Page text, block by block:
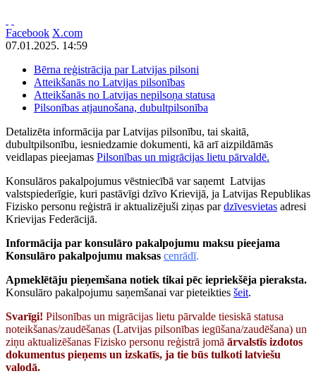
Facebook X.com
07.01.2025. 14:59
Bērna reģistrācija par Latvijas pilsoni
Atteikšanās no Latvijas pilsonības
Atteikšanās no Latvijas nepilsoņa statusa
Pilsonības atjaunošana, dubultpilsonība
Detalizēta informācija par Latvijas pilsonību, tai skaitā,
dubultpilsonību, iesniedzamie dokumenti, kā arī aizpildāmās
veidlapas pieejamas Pilsonības un migrācijas lietu pārvaldē.
Konsulāros pakalpojumus vēstniecībā var saņemt Latvijas
valstspiederīgie, kuri pastāvīgi dzīvo Krievijā, ja Latvijas Republikas
Fizisko personu reģistrā ir aktualizējuši ziņas pardzīvesvietas adresi
Krievijas Federācijā.
Informācija par konsulāro pakalpojumu maksu pieejama
Konsulāro pakalpojumu maksas cenrādī.
Apmeklētāju pieņemšana notiek tikai pēc iepriekšēja pieraksta.
Konsulāro pakalpojumu saņemšanai var pieteikties šeit.
Svarīgi! Pilsonības un migrācijas lietu pārvalde tiesiskā statusa
noteikšanas/zaudēšanas (Latvijas pilsonības iegūšana/zaudēšana) un
ziņu aktualizēšanas Fizisko personu reģistrā jomā ārvalstīs izdotos
dokumentus pieņems un izskatīs, ja tie būs tulkoti latviešu
valodā.